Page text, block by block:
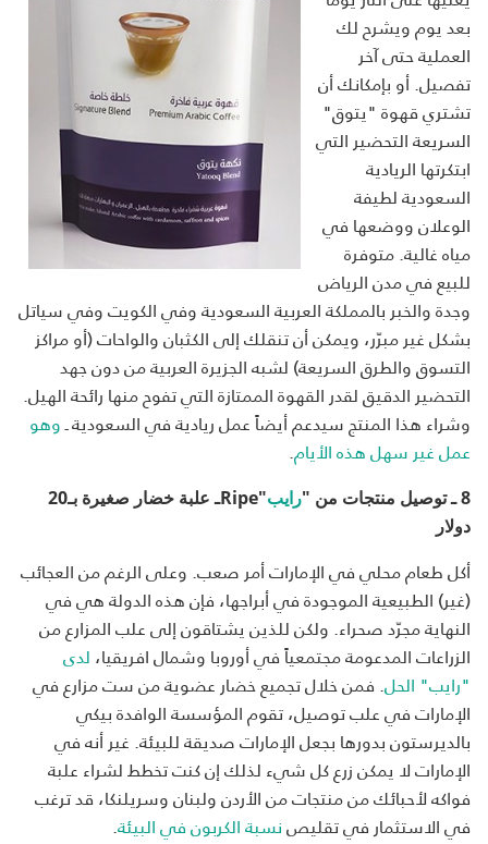
بعد يوم ويشرح لك
العملية حتى آخر
تفصيل. أو بإمكانك أن
تشتري قهوة "يتوق"
السريعة التحضير التي
ابتكرتها الريادية
السعودية لطيفة
الوعلان ووضعها في
مياه غالية. متوفرة
للبيع في مدن الرياض
وجدة والخبر بالمملكة العربية السعودية وفي الكويت وفي سياتل
بشكل غير مبرّر، ويمكن أن تنقلك إلى الكثبان والواحات (أو مراكز
التسوق والطرق السريعة) لشبه الجزيرة العربية من دون جهد
التحضير الدقيق لقدر القهوة الممتازة التي تفوح منها رائحة الهيل.
وشراء هذا المنتج سيدعم أيضاً عمل ريادية في السعودية ـوهو
عمل غير سهل هذه الأيام.
8 ـ توصيل منتجات من " رايب"
Ripe
ـ علبة خضار صغيرة بـ20
دولار
أكل طعام محلي في الإمارات أمر صعب. وعلى الرغم من العجائب
(غير) الطبيعية الموجودة في أبراجها، فإن هذه الدولة هي في
النهاية مجرّد صحراء. ولكن للذين يشتاقون إلى علب المزارع من
الزراعات المدعومة مجتمعياً في أوروبا وشمال افريقيا،لدى
"رايب" الحل. فمن خلال تجميع خضار عضوية من ست مزارع في
الإمارات في علب توصيل، تقوم المؤسسة الوافدة بيكي
بالديرستون بدورها بجعل الإمارات صديقة للبيئة. غير أنه في
الإمارات لا يمكن زرع كل شيء لذلك إن كنت تخطط لشراء علبة
فواكه لأحبائك من منتجات من الأردن ولبنان وسريلنكا، قد ترغب
في الاستثمار في تقليصنسبة الكربون في البيئة.